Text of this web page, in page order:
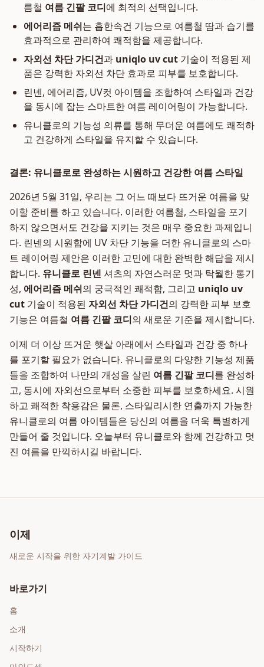
름철 여름 긴팔 코디에 최적의 선택입니다.
에어리즘 메쉬는 흡한속건 기능으로 여름철 땀과 습기를
효과적으로 관리하여 쾌적함을 제공합니다.
자외선 차단 가디건과 uniqlo uv cut 기술이 적용된 제
품은 강력한 자외선 차단 효과로 피부를 보호합니다.
린넨, 에어리즘, UV컷 아이템을 조합하여 스타일과 건강
을 동시에 잡는 스마트한 여름 레이어링이 가능합니다.
유니클로의 기능성 의류를 통해 무더운 여름에도 쾌적하
고 건강하게 스타일을 유지할 수 있습니다.
결론: 유니클로로 완성하는 시원하고 건강한 여름 스타일
2026년 5월 31일, 우리는 그 어느 때보다 뜨거운 여름을 맞
이할 준비를 하고 있습니다. 이러한 여름철, 스타일을 포기
하지 않으면서도 건강을 지키는 것은 매우 중요한 과제입니
다. 린넨의 시원함에 UV 차단 기능을 더한 유니클로의 스마
트 레이어링 제안은 이러한 고민에 대한 완벽한 해답을 제시
합니다. 유니클로 린넨 셔츠의 자연스러운 멋과 탁월한 통기
성, 에어리즘 메쉬의 궁극적인 쾌적함, 그리고 uniqlo uv
cut 기술이 적용된 자외선 차단 가디건의 강력한 피부 보호
기능은 여름철 여름 긴팔 코디의 새로운 기준을 제시합니다.
이제 더 이상 뜨거운 햇살 아래에서 스타일과 건강 중 하나
를 포기할 필요가 없습니다. 유니클로의 다양한 기능성 제품
들을 조합하여 나만의 개성을 살린 여름 긴팔 코디를 완성하
고, 동시에 자외선으로부터 소중한 피부를 보호하세요. 시원
하고 쾌적한 착용감은 물론, 스타일리시한 연출까지 가능한
유니클로의 여름 아이템들은 당신의 여름을 더욱 특별하게
만들어 줄 것입니다. 오늘부터 유니클로와 함께 건강하고 멋
진 여름을 만끽하시길 바랍니다.
이제
새로운 시작을 위한 자기계발 가이드
바로가기
홈
소개
시작하기